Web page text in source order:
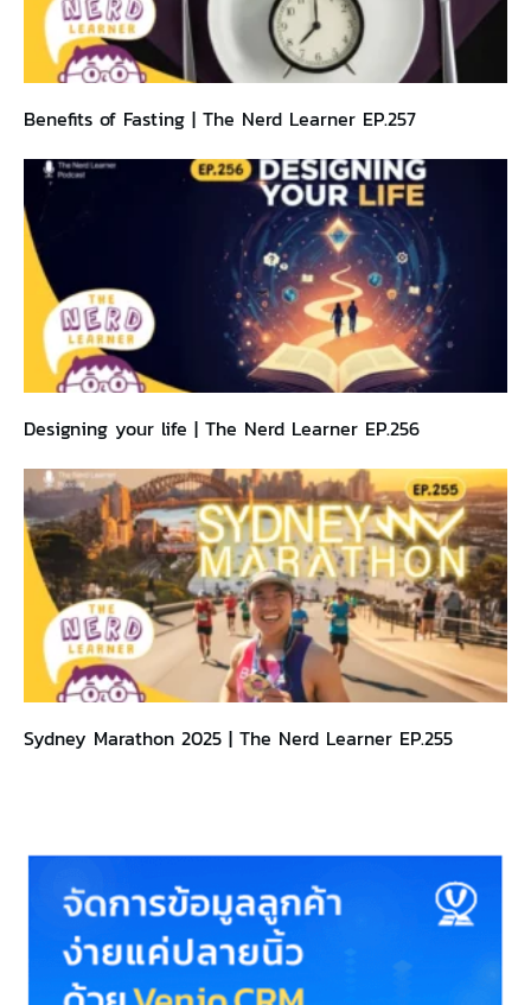
Benefits of Fasting | The Nerd Learner EP.257
Designing your life | The Nerd Learner EP.256
Sydney Marathon 2025 | The Nerd Learner EP.255